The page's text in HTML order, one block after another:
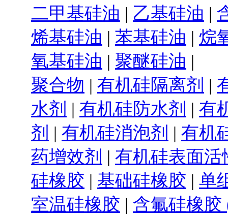
二甲基硅油 | 乙基硅油 |
烯基硅油 | 苯基硅油 | 烷
氧基硅油 | 聚醚硅油 |
聚合物 | 有机硅隔离剂 |
水剂 | 有机硅防水剂 | 有
剂 | 有机硅消泡剂 | 有机
药增效剂 | 有机硅表面活
硅橡胶 | 基础硅橡胶 | 单
室温硅橡胶 | 含氟硅橡胶